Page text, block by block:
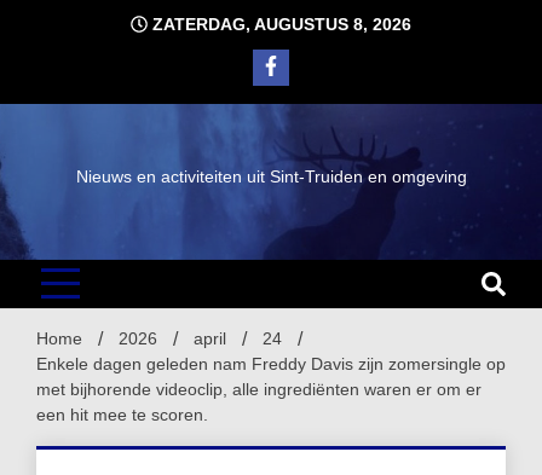
ZATERDAG, AUGUSTUS 8, 2026
Nieuws en activiteiten uit Sint-Truiden en omgeving
Home 2026 april
24
Enkele dagen geleden nam Freddy Davis zijn zomersingle op
met bijhorende videoclip, alle ingrediënten waren er om er
een hit mee te scoren.